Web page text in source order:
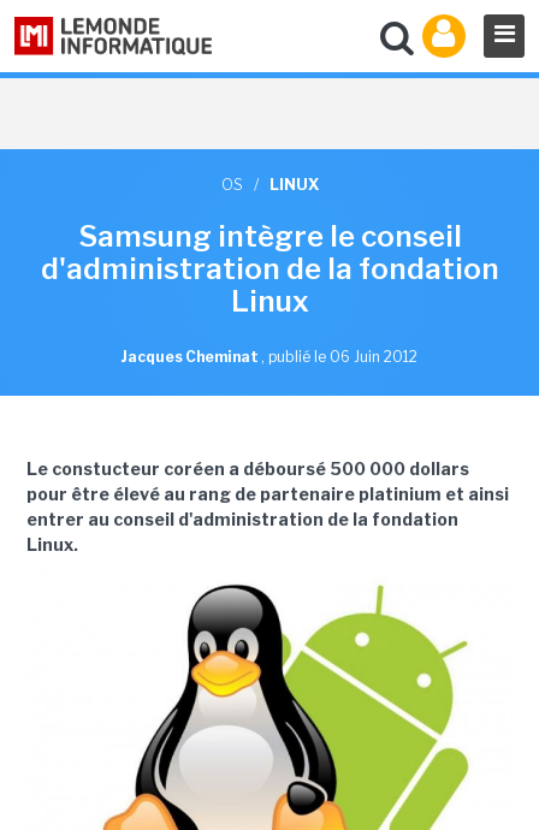
OS / LINUX
Samsung intègre le conseil
d'administration de la fondation
Linux
Jacques Cheminat , publié le 06 Juin 2012
Le constucteur coréen a déboursé 500 000 dollars
pour être élevé au rang de partenaire platinium et ainsi
entrer au conseil d'administration de la fondation
Linux.